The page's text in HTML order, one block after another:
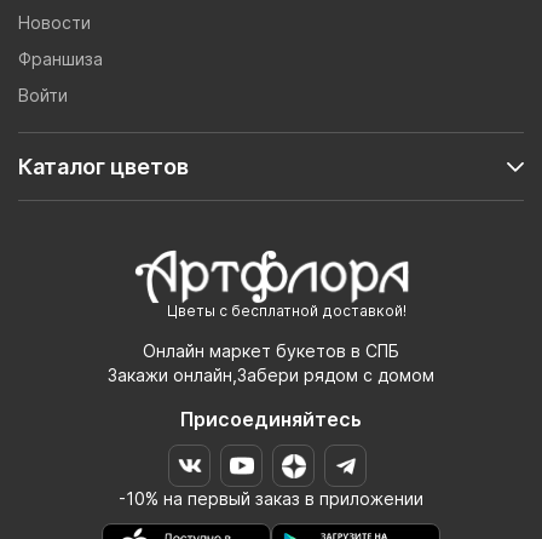
Цветы с бесплатной доставкой!
Онлайн маркет букетов в СПБ
Закажи онлайн,Забери рядом с домом
Присоединяйтесь
-10% на первый заказ в приложении
Новости
Франшиза
Войти
Каталог цветов